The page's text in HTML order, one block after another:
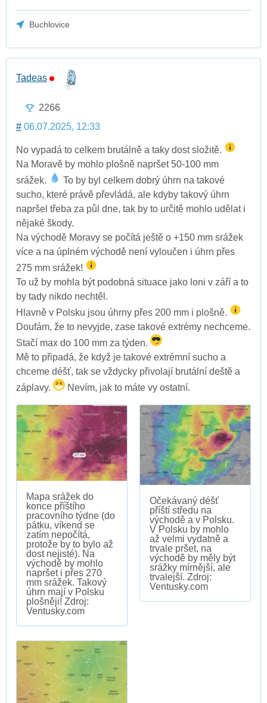
Buchlovice
Tadeas
2266
# 06.07.2025, 12:33
No vypadá to celkem brutálně a taky dost složitě.
Na Moravě by mohlo plošně napršet 50-100 mm
srážek.
To by byl celkem dobrý úhrn na takové
sucho, které právě převládá, ale kdyby takový úhrn
napršel třeba za půl dne, tak by to určitě mohlo udělat i
nějaké škody.
Na východě Moravy se počítá ještě o +150 mm srážek
více a na úplném východě není vyloučen i úhrn přes
275 mm srážek!
To už by mohla být podobná situace jako loni v září a to
by tady nikdo nechtěl.
Hlavně v Polsku jsou úhrny přes 200 mm i plošně.
Doufám, že to nevyjde, zase takové extrémy nechceme.
Stačí max do 100 mm za týden.
Mě to připadá, že když je takové extrémní sucho a
chceme déšť, tak se vždycky přivolají brutální deště a
záplavy.
Nevím, jak to máte vy ostatní.
Mapa srážek do
konce příštího
pracovního týdne (do
pátku, víkend se
zatím nepočítá,
protože by to bylo až
dost nejisté). Na
východě by mohlo
napršet i přes 270
mm srážek. Takový
úhrn mají v Polsku
plošněji! Zdroj:
Ventusky.com
Očekávaný déšť
příští středu na
východě a v Polsku.
V Polsku by mohlo
až velmi vydatně a
trvale pršet, na
východě by měly být
srážky mírnější, ale
trvalejší. Zdroj:
Ventusky.com